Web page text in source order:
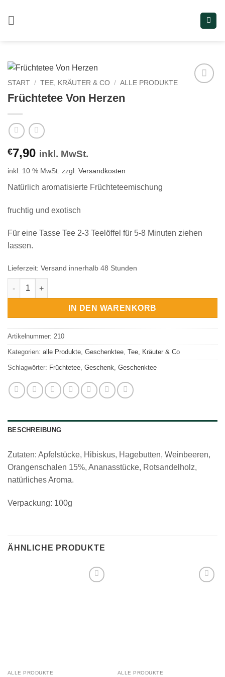
Inhalt
START / TEE, KRÄUTER & CO / ALLE PRODUKTE
Früchtetee Von Herzen
€7,90 inkl. MwSt.
inkl. 10 % MwSt. zzgl. Versandkosten
Natürlich aromatisierte Früchteteemischung
fruchtig und exotisch
Für eine Tasse Tee 2-3 Teelöffel für 5-8 Minuten ziehen
lassen.
Lieferzeit: Versand innerhalb 48 Stunden
Früchtetee Von Herzen Menge
IN DEN WARENKORB
Artikelnummer: 210
Kategorien: alle Produkte, Geschenktee, Tee, Kräuter & Co
Schlagwörter: Früchtetee, Geschenk, Geschenktee
BESCHREIBUNG
Zutaten: Apfelstücke, Hibiskus, Hagebutten, Weinbeeren,
Orangenschalen 15%, Ananasstücke, Rotsandelholz,
natürliches Aroma.
Verpackung: 100g
ÄHNLICHE PRODUKTE
ALLE PRODUKTE ALLE PRODUKTE